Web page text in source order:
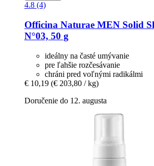
4.8 (4)
Officina Naturae MEN Solid
N°03, 50 g
ideálny na časté umývanie
pre ľahšie rozčesávanie
chráni pred voľnými radikálmi
€ 10,19 (€ 203,80 / kg)
Doručenie do 12. augusta